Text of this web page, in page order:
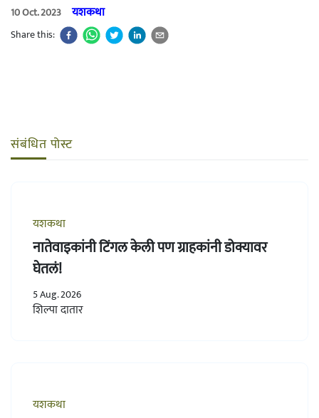
10 Oct. 2023 यशकथा
Share this:
संबंधित पोस्ट
यशकथा
नातेवाइकांनी टिंगल केली पण ग्राहकांनी डोक्यावर
घेतलं!
5 Aug. 2026
शिल्पा दातार
यशकथा